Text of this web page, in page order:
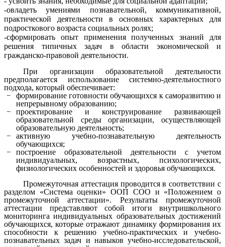
-овладеть умениями познавательной, коммуникативной,
практической деятельности в основных характерных для
подросткового возраста социальных ролях;
-сформировать опыт применения полученных знаний для
решения типичных задач в области экономической и
гражданско-правовой деятельности.
При организации образовательной деятельности
предполагается использование системно-деятельностного
подхода, который обеспечивает:
формирование готовности обучающихся к саморазвитию и
непрерывному образованию;
проектирование и конструирование развивающей
образовательной среды организации, осуществляющей
образовательную деятельность;
активную учебно-познавательную деятельность
обучающихся;
построение образовательной деятельности с учетом
индивидуальных, возрастных, психологических,
физиологических особенностей и здоровья обучающихся.
Промежуточная аттестация проводится в соответствии с
разделом «Система оценки» ООП СОО и «Положением о
промежуточной аттестации». Результаты промежуточной
аттестации представляют собой итоги внутришкольного
мониторинга индивидуальных образовательных достижений
обучающихся, которые отражают динамику формирования их
способности к решению учебно-практических и учебно-
познавательных задач и навыков учебно-исследовательской,